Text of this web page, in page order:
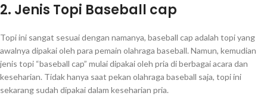
2. Jenis Topi Baseball cap
Topi ini sangat sesuai dengan namanya, baseball cap adalah topi yang
awalnya dipakai oleh para pemain olahraga baseball. Namun, kemudian
jenis topi “baseball cap” mulai dipakai oleh pria di berbagai acara dan
keseharian. Tidak hanya saat pekan olahraga baseball saja, topi ini
sekarang sudah dipakai dalam keseharian pria.